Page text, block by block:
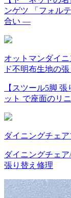
ンゲツ 「フォル
合い ―
オットマンダイ
ド不明布生地の張
【スツール5脚
ット で座面のリ
ダイニングチェア
ダイニングチェ
張り替え修理